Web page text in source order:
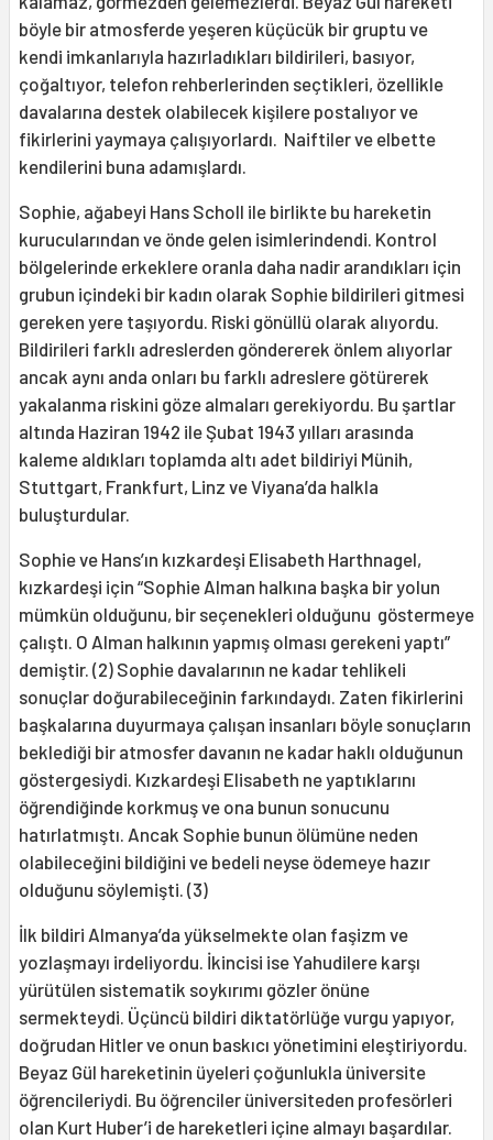
böyle bir atmosferde yeşeren küçücük bir gruptu ve
kendi imkanlarıyla hazırladıkları bildirileri, basıyor,
çoğaltıyor, telefon rehberlerinden seçtikleri, özellikle
davalarına destek olabilecek kişilere postalıyor ve
fikirlerini yaymaya çalışıyorlardı. Naiftiler ve elbette
kendilerini buna adamışlardı.
Sophie, ağabeyi Hans Scholl ile birlikte bu hareketin
kurucularından ve önde gelen isimlerindendi. Kontrol
bölgelerinde erkeklere oranla daha nadir arandıkları için
grubun içindeki bir kadın olarak Sophie bildirileri gitmesi
gereken yere taşıyordu. Riski gönüllü olarak alıyordu.
Bildirileri farklı adreslerden göndererek önlem alıyorlar
ancak aynı anda onları bu farklı adreslere götürerek
yakalanma riskini göze almaları gerekiyordu. Bu şartlar
altında Haziran 1942 ile Şubat 1943 yılları arasında
kaleme aldıkları toplamda altı adet bildiriyi Münih,
Stuttgart, Frankfurt, Linz ve Viyana’da halkla
buluşturdular.
Sophie ve Hans’ın kızkardeşi Elisabeth Harthnagel,
kızkardeşi için “Sophie Alman halkına başka bir yolun
mümkün olduğunu, bir seçenekleri olduğunu göstermeye
çalıştı. O Alman halkının yapmış olması gerekeni yaptı”
demiştir. (2) Sophie davalarının ne kadar tehlikeli
sonuçlar doğurabileceğinin farkındaydı. Zaten fikirlerini
başkalarına duyurmaya çalışan insanları böyle sonuçların
beklediği bir atmosfer davanın ne kadar haklı olduğunun
göstergesiydi. Kızkardeşi Elisabeth ne yaptıklarını
öğrendiğinde korkmuş ve ona bunun sonucunu
hatırlatmıştı. Ancak Sophie bunun ölümüne neden
olabileceğini bildiğini ve bedeli neyse ödemeye hazır
olduğunu söylemişti. (3)
İlk bildiri Almanya’da yükselmekte olan faşizm ve
yozlaşmayı irdeliyordu. İkincisi ise Yahudilere karşı
yürütülen sistematik soykırımı gözler önüne
sermekteydi. Üçüncü bildiri diktatörlüğe vurgu yapıyor,
doğrudan Hitler ve onun baskıcı yönetimini eleştiriyordu.
Beyaz Gül hareketinin üyeleri çoğunlukla üniversite
öğrencileriydi. Bu öğrenciler üniversiteden profesörleri
olan Kurt Huber’i de hareketleri içine almayı başardılar.